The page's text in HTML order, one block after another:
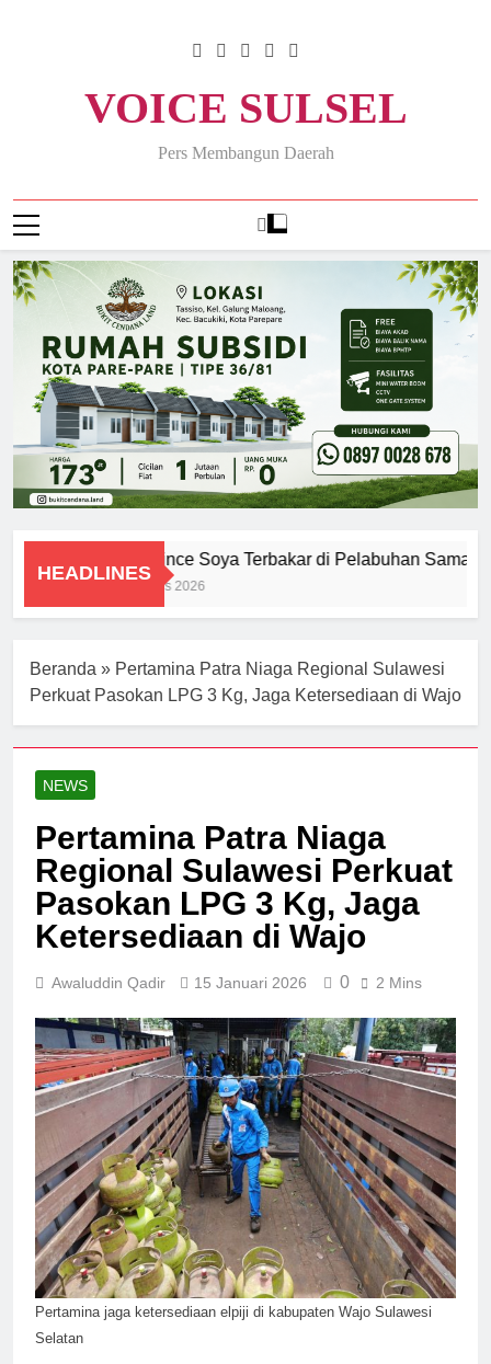
VOICE SULSEL
Pers Membangun Daerah
HEADLINES
KM Prince Soya Terbakar di Pelabuhan
1 Agustus 2026
Beranda » Pertamina Patra Niaga Regional Sulawesi
Perkuat Pasokan LPG 3 Kg, Jaga Ketersediaan di Wajo
NEWS
Pertamina Patra Niaga
Regional Sulawesi Perkuat
Pasokan LPG 3 Kg, Jaga
Ketersediaan di Wajo
Awaluddin Qadir 15 Januari 2026 0 2 Mins
Pertamina jaga ketersediaan elpiji di kabupaten Wajo Sulawesi
Selatan